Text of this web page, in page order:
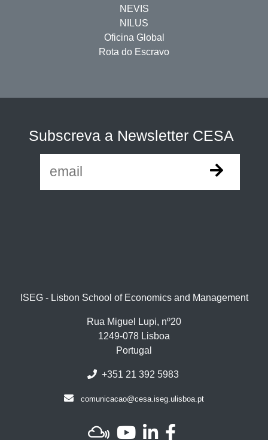
NEVIS
NILUS
Oficina Global
Rota do Escravo
Subscreva a Newsletter CESA
ISEG - Lisbon School of Economics and Management
Rua Miguel Lupi, nº20
1249-078 Lisboa
Portugal
+351 21 392 5983
comunicacao@cesa.iseg.ulisboa.pt